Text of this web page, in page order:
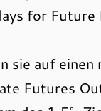
for Future
sie auf einen
Futures